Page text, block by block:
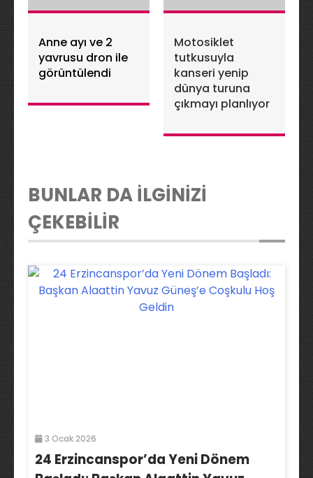
Anne ayı ve 2
yavrusu dron ile
görüntülendi
Motosiklet
tutkusuyla
kanseri yenip
dünya turuna
çıkmayı planlıyor
BUNLAR DA İLGİNİZİ
ÇEKEBİLİR
3 Ocak 2026
24 Erzincanspor’da Yeni Dönem